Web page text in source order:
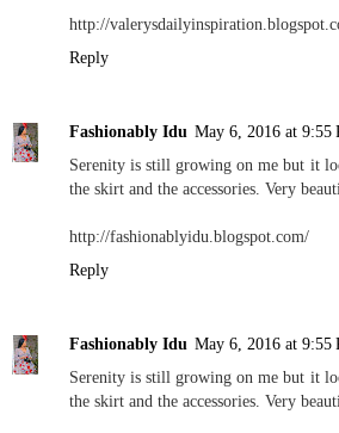
http://
Reply
Fashionably Idu May 6, 2016 at 9:55
Serenity is still growing on me but it
the skirt and the accessories. Very
http://fashionablyidu.blogspot.com/
Reply
Fashionably Idu May 6, 2016 at 9:55
Serenity is still growing on me but it
the skirt and the accessories. Very